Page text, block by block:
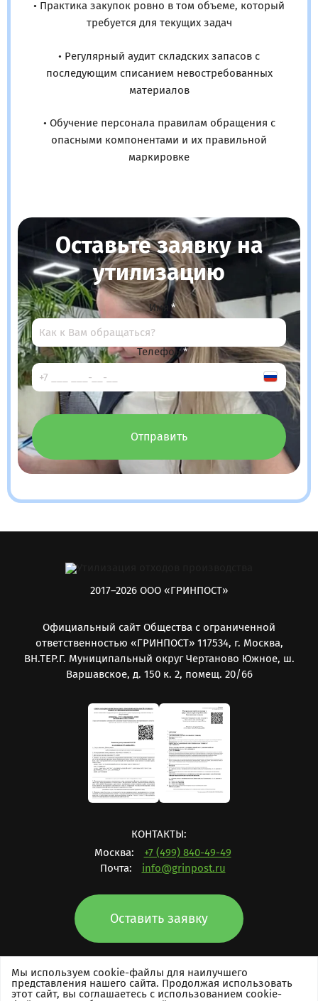
• Практика закупок ровно в том объеме, который
требуется для текущих задач
• Регулярный аудит складских запасов с
последующим списанием невостребованных
материалов
• Обучение персонала правилам обращения с
опасными компонентами и их правильной
маркировке
Оставьте заявку на
утилизацию
Имя
Телефон
Отправить
2017–2026 ООО «ГРИНПОСТ»
Официальный сайт Общества с ограниченной
ответственностью «ГРИНПОСТ» 117534, г. Москва,
ВН.ТЕР.Г. Муниципальный округ Чертаново Южное, ш.
Варшавское, д. 150 к. 2, помещ. 20/66
КОНТАКТЫ:
Москва:
+7 (499) 840-49-49
Почта:
info@grinpost.ru
Оставить заявку
Мы используем cookie-файлы для наилучшего
представления нашего сайта. Продолжая использовать
этот сайт, вы соглашаетесь с использованием cookie-